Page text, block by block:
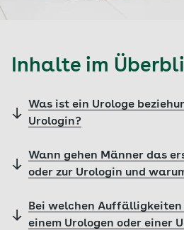
Inhalte im
Was ist ein Urologe
Urologin?
Wann gehen Männer das
oder zur Urologin und
Bei welchen
einem Urologen oder einer